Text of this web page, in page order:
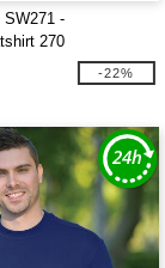
SW271 -
270
-22%